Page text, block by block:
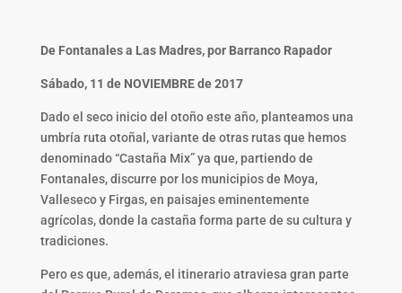
De Fontanales a Las Madres, por Barranco Rapador
Sábado, 11 de NOVIEMBRE de 2017
Dado el seco inicio del otoño este año, planteamos una
umbría ruta otoñal, variante de otras rutas que hemos
denominado “Castaña Mix” ya que, partiendo de
Fontanales, discurre por los municipios de Moya,
Valleseco y Firgas, en paisajes eminentemente
agrícolas, donde la castaña forma parte de su cultura y
tradiciones.
Pero es que, además, el itinerario atraviesa gran parte